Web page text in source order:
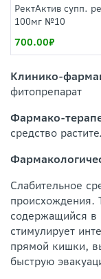
РектАктив супп.
100мг №10
700.00
Клинико-
фитопрепарат
Фармако-
средство
Слабительное
происхождения.
содержащийся в
стимулирует
прямой кишки,
быструю